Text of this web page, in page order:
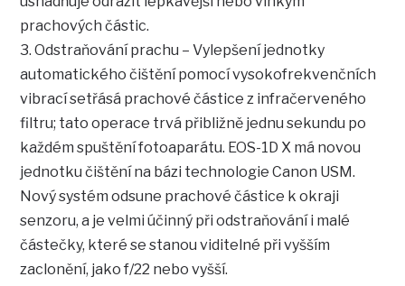
prachových částic.
3. Odstraňování prachu – Vylepšení jednotky
automatického čištění pomocí vysokofrekvenčních
vibrací setřásá prachové částice z infračerveného
filtru; tato operace trvá přibližně jednu sekundu po
každém spuštění fotoaparátu. EOS-1D X má novou
jednotku čištění na bázi technologie Canon USM.
Nový systém odsune prachové částice k okraji
senzoru, a je velmi účinný při odstraňování i malé
částečky, které se stanou viditelné při vyšším
zaclonění, jako f/22 nebo vyšší.